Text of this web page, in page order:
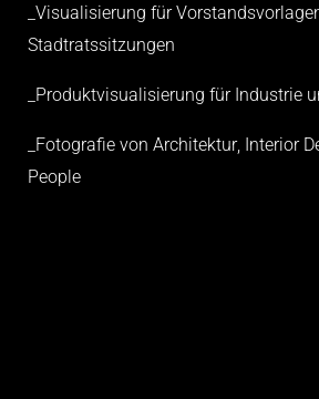
_Visualisierung für
Stadtratssitzungen
_Produktvisualisierung für Industrie
_Fotografie von Architektur, Interior
People